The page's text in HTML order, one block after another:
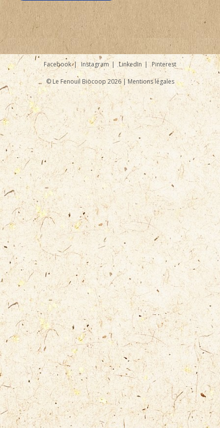
Facebook Instagram LinkedIn Pinterest
© Le Fenouil Biocoop 2026 |Mentions légales